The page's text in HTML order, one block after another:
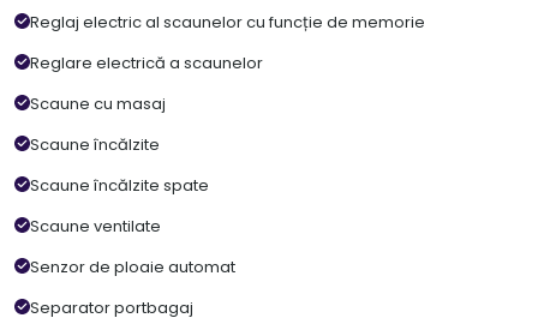
Reglaj electric al scaunelor cu funcție de memorie
Reglare electrică a scaunelor
Scaune cu masaj
Scaune încălzite
Scaune încălzite spate
Scaune ventilate
Senzor de ploaie automat
Separator portbagaj